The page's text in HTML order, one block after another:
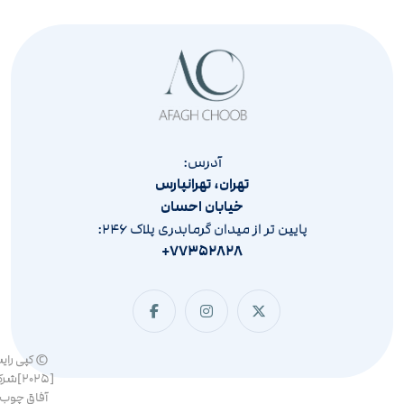
آدرس:
تهران، تهرانپارس
خیابان احسان
پایین تر از میدان گرمابدری پلاک ۲۴۶:
۷۷۳۵۲۸۲۸+
© کپی
آفاق